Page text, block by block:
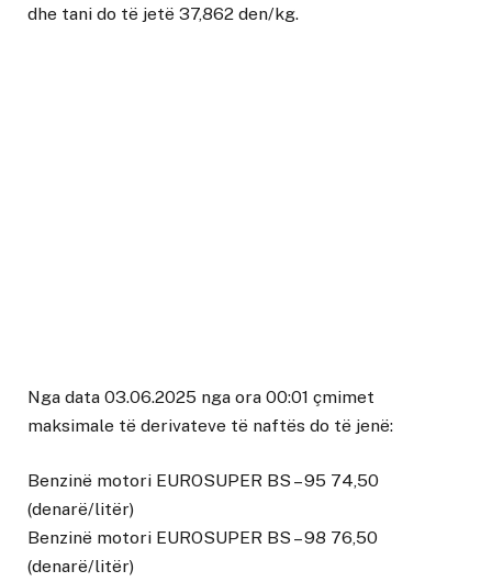
dhe tani do të jetë 37,862 den/kg.
Nga data 03.06.2025 nga ora 00:01 çmimet
maksimale të derivateve të naftës do të jenë:
Benzinë motori EUROSUPER BS – 95 74,50
(denarë/litër)
Benzinë motori EUROSUPER BS – 98 76,50
(denarë/litër)